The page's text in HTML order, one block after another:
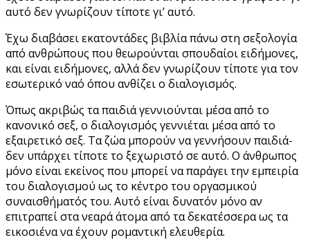
αυτό δεν γνωρίζουν τίποτε γι’ αυτό.
Έχω διαβάσει εκατοντάδες βιβλία πάνω στη σεξολογία
από ανθρώπους που θεωρούνται σπουδαίοι ειδήμονες,
και είναι ειδήμονες, αλλά δεν γνωρίζουν τίποτε για τον
εσωτερικό ναό όπου ανθίζει ο διαλογισμός.
Όπως ακριβώς τα παιδιά γεννιούνται μέσα από το
κανονικό σεξ, ο διαλογισμός γεννιέται μέσα από το
εξαιρετικό σεξ. Τα ζώα μπορούν να γεννήσουν παιδιά-
δεν υπάρχει τίποτε το ξεχωριστό σε αυτό. Ο άνθρωπος
μόνο είναι εκείνος που μπορεί να παράγει την εμπειρία
του διαλογισμού ως το κέντρο του οργασμικού
συναισθήματός του. Αυτό είναι δυνατόν μόνο αν
επιτραπεί στα νεαρά άτομα από τα δεκατέσσερα ως τα
εικοσιένα να έχουν ρομαντική ελευθερία.